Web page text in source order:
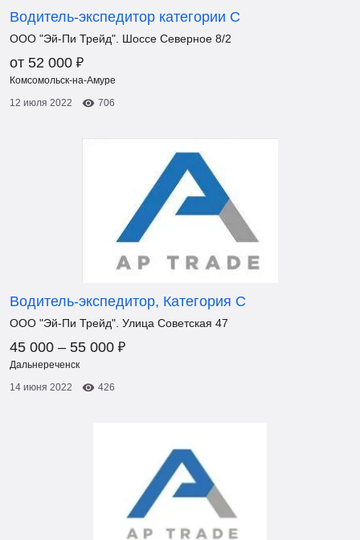
Водитель-экспедитор категории С
ООО "Эй-Пи Трейд". Шоссе Северное 8/2
от 52 000 ₽
Комсомольск-на-Амуре
12 июля 2022
706
Водитель-экспедитор, Категория С
ООО "Эй-Пи Трейд". Улица Советская 47
45 000 – 55 000 ₽
Дальнереченск
14 июня 2022
426